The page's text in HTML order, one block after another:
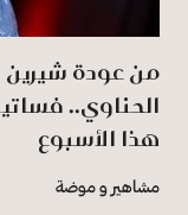
من عودة شيرين
الحناوي..
هذا الأسبوع
مشاهير و موضة